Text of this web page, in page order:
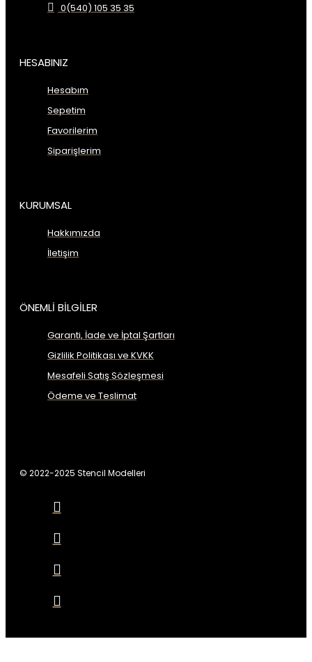
0(540) 105 35 35
HESABINIZ
Hesabım
Sepetim
Favorilerim
Siparişlerim
KURUMSAL
Hakkımızda
İletişim
ÖNEMLİ BİLGİLER
Garanti, İade ve İptal Şartları
Gizlilik Politikası ve KVKK
Mesafeli Satış Sözleşmesi
Ödeme ve Teslimat
© 2022-2025 Stencil Modelleri